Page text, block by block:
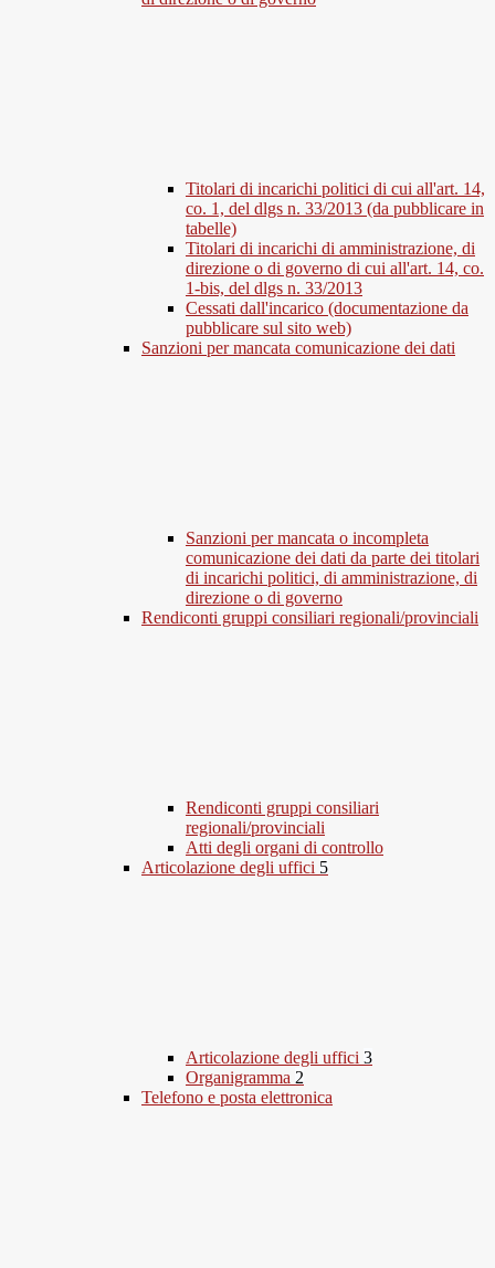
Titolari di incarichi politici di cui all'art. 14,
co. 1, del dlgs n. 33/2013 (da pubblicare in
tabelle)
Titolari di incarichi di amministrazione, di
direzione o di governo di cui all'art. 14, co.
1-bis, del dlgs n. 33/2013
Cessati dall'incarico (documentazione da
pubblicare sul sito web)
Sanzioni per mancata comunicazione dei dati
Sanzioni per mancata o incompleta
comunicazione dei dati da parte dei titolari
di incarichi politici, di amministrazione, di
direzione o di governo
Rendiconti gruppi consiliari regionali/provinciali
Rendiconti gruppi consiliari
regionali/provinciali
Atti degli organi di controllo
Articolazione degli uffici 5
Articolazione degli uffici 3
Organigramma 2
Telefono e posta elettronica